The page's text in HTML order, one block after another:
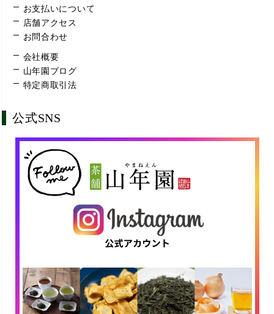
お支払いについて
店舗アクセス
お問合わせ
会社概要
山年園ブログ
特定商取引法
公式SNS